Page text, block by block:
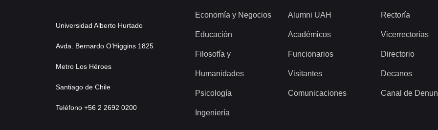
Universidad Alberto Hurtado
Avda. Bernardo O’Higgins 1825
Metro Los Héroes
Santiago de Chile
Teléfono +56 2 2692 0200
Economía y Negocios
Educación
Filosofía y
Humanidades
Psicología
Ingeniería
Alumni UAH
Académicos
Funcionarios
Visitantes
Comunicaciones
Rectoría
Vicerrectorías
Directorio
Decanos
Canal de